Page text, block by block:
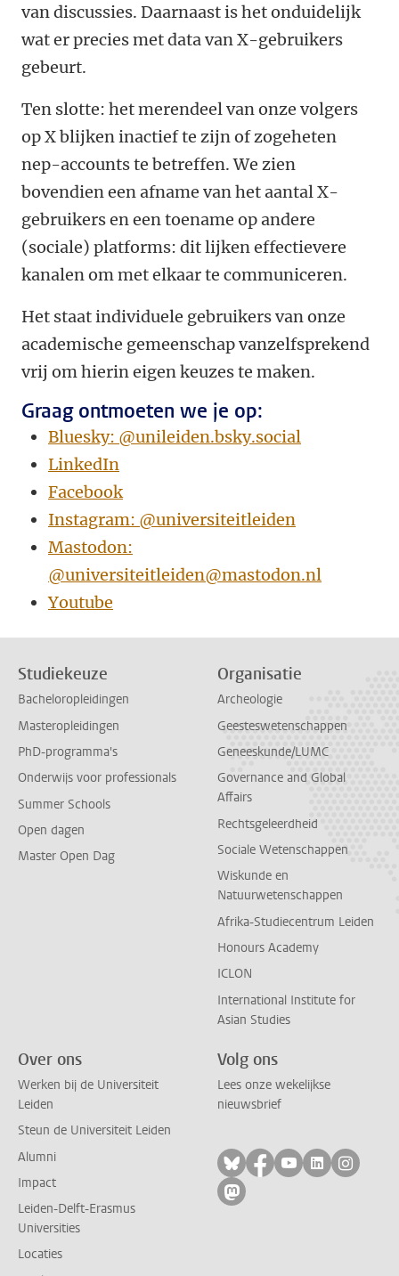
van discussies. Daarnaast is het onduidelijk
wat er precies met data van X-gebruikers
gebeurt.
Ten slotte: het merendeel van onze volgers
op X blijken inactief te zijn of zogeheten
nep-accounts te betreffen. We zien
bovendien een afname van het aantal X-
gebruikers en een toename op andere
(sociale) platforms: dit lijken effectievere
kanalen om met elkaar te communiceren.
Het staat individuele gebruikers van onze
academische gemeenschap vanzelfsprekend
vrij om hierin eigen keuzes te maken.
Graag ontmoeten we je op:
Bluesky: @unileiden.bsky.social
LinkedIn
Facebook
Instagram: @universiteitleiden
Mastodon:
@universiteitleiden@mastodon.nl
Youtube
Studiekeuze
Bacheloropleidingen
Masteropleidingen
PhD-programma's
Onderwijs voor professionals
Summer Schools
Open dagen
Master Open Dag
Organisatie
Archeologie
Geesteswetenschappen
Geneeskunde/LUMC
Governance and Global
Affairs
Rechtsgeleerdheid
Sociale Wetenschappen
Wiskunde en
Natuurwetenschappen
Afrika-Studiecentrum Leiden
Honours Academy
ICLON
International Institute for
Asian Studies
Over ons
Werken bij de Universiteit
Leiden
Steun de Universiteit Leiden
Alumni
Impact
Leiden-Delft-Erasmus
Universities
Locaties
Volg ons
Lees onze wekelijkse
nieuwsbrief
Volg ons op bluesky
Volg ons op
Volg ons op
Volg ons
Volg
Volg ons op mastodon